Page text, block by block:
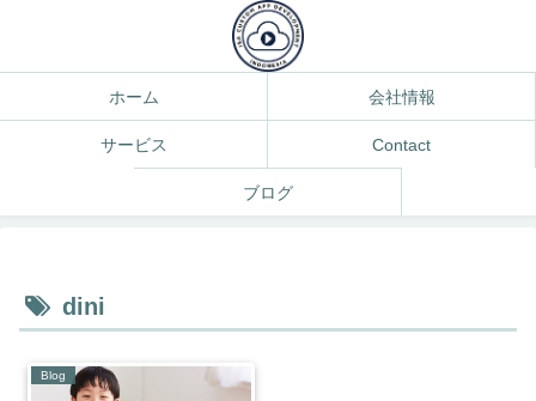
ホーム 会社情報
サービス Contact
ブログ
dini
Blog